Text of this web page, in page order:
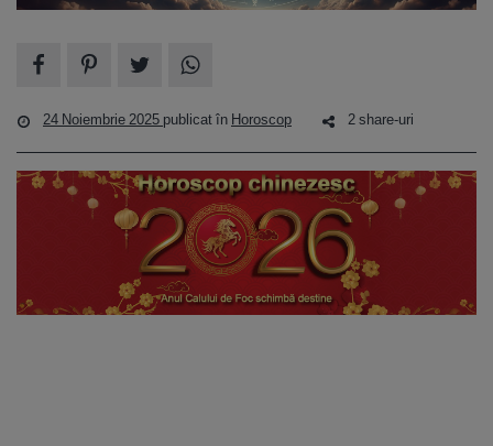
24 Noiembrie 2025 publicat în Horoscop 2 share-uri